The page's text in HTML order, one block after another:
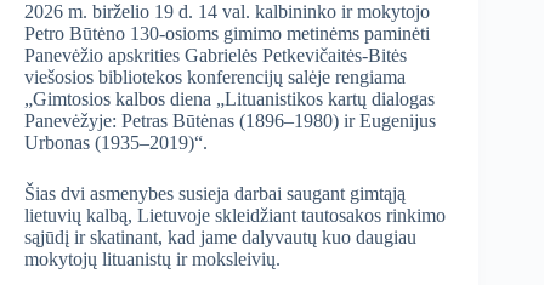
2026 m. birželio 19 d. 14 val. kalbininko ir mokytojo
Petro Būtėno 130-osioms gimimo metinėms paminėti
Panevėžio apskrities Gabrielės Petkevičaitės-Bitės
viešosios bibliotekos konferencijų salėje rengiama
„Gimtosios kalbos diena „Lituanistikos kartų dialogas
Panevėžyje: Petras Būtėnas (1896–1980) ir Eugenijus
Urbonas (1935–2019)“.
Šias dvi asmenybes susieja darbai saugant gimtąją
lietuvių kalbą, Lietuvoje skleidžiant tautosakos rinkimo
sąjūdį ir skatinant, kad jame dalyvautų kuo daugiau
mokytojų lituanistų ir moksleivių.